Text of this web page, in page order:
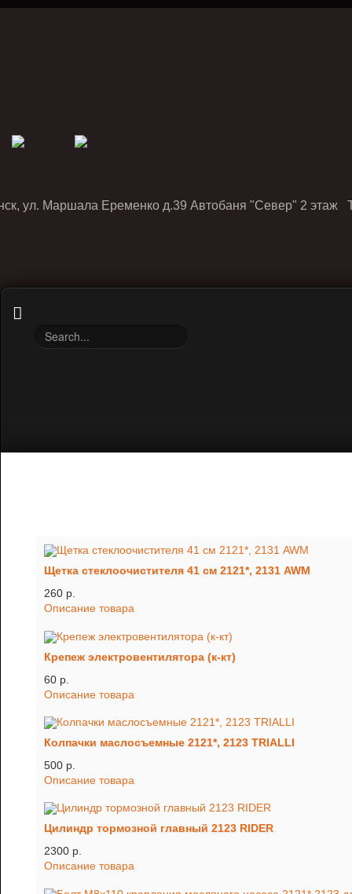
ул. Маршала Еременко д.39 Автобаня "Север" 2 этаж
Щетка стеклоочистителя 41 см 2121*, 2131 AWM
260 p.
Описание товара
Крепеж электровентилятора (к-кт)
60 p.
Описание товара
Колпачки маслосъемные 2121*, 2123 TRIALLI
500 p.
Описание товара
Цилиндр тормозной главный 2123 RIDER
2300 p.
Описание товара